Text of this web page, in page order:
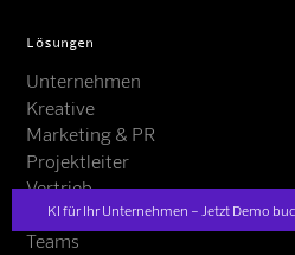
KI für Ihr Unternehmen – Jetzt Demo
Lösungen
Unternehmen
Kreative
Marketing & PR
Projektleiter
Vertrieb
Rechtswesen
Teams